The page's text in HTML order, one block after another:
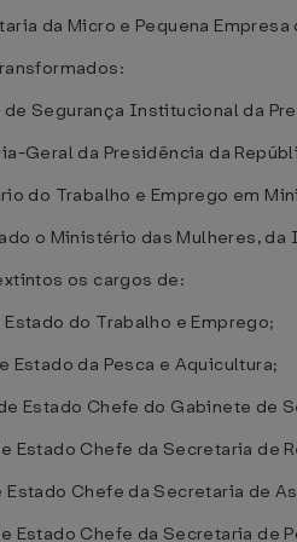
da Micro e Pequena Empresa
Segurança Institucional da
Geral da Presidência da
do Trabalho e Emprego em
o Ministério das Mulheres,
os cargos de:
do Trabalho e Emprego;
Estado da Pesca e Aquicultura;
Estado Chefe do Gabinete de
Estado Chefe da Secretaria de
Estado Chefe da Secretaria de
Estado Chefe da Secretaria de